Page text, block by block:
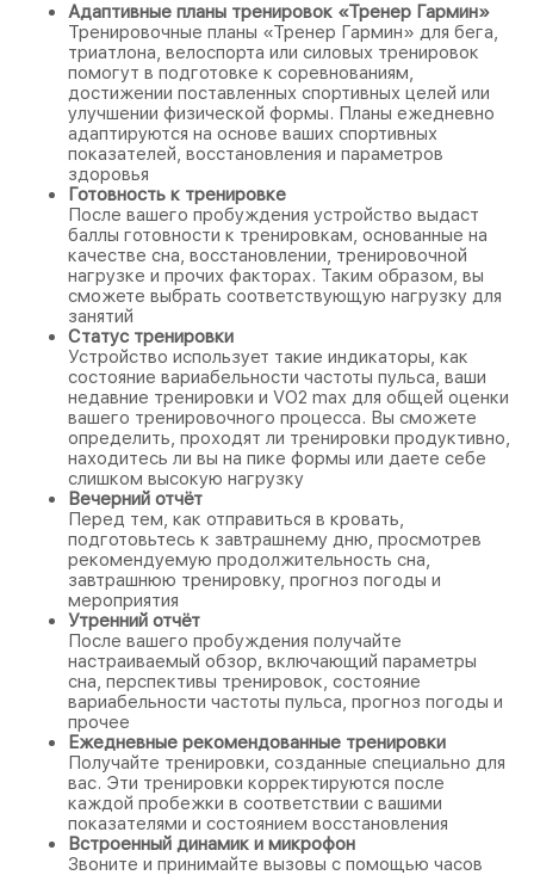
Адаптивные планы тренировок «Тренер Гармин»
Тренировочные планы «Тренер Гармин» для бега,
триатлона, велоспорта или силовых тренировок
помогут в подготовке к соревнованиям,
достижении поставленных спортивных целей или
улучшении физической формы. Планы ежедневно
адаптируются на основе ваших спортивных
показателей, восстановления и параметров
здоровья
Готовность к тренировке
После вашего пробуждения устройство выдаст
баллы готовности к тренировкам, основанные на
качестве сна, восстановлении, тренировочной
нагрузке и прочих факторах. Таким образом, вы
сможете выбрать соответствующую нагрузку для
занятий
Статус тренировки
Устройство использует такие индикаторы, как
состояние вариабельности частоты пульса, ваши
недавние тренировки и VO2 max для общей оценки
вашего тренировочного процесса. Вы сможете
определить, проходят ли тренировки продуктивно,
находитесь ли вы на пике формы или даете себе
слишком высокую нагрузку
Вечерний отчёт
Перед тем, как отправиться в кровать,
подготовьтесь к завтрашнему дню, просмотрев
рекомендуемую продолжительность сна,
завтрашнюю тренировку, прогноз погоды и
мероприятия
Утренний отчёт
После вашего пробуждения получайте
настраиваемый обзор, включающий параметры
сна, перспективы тренировок, состояние
вариабельности частоты пульса, прогноз погоды и
прочее
Ежедневные рекомендованные тренировки
Получайте тренировки, созданные специально для
вас. Эти тренировки корректируются после
каждой пробежки в соответствии с вашими
показателями и состоянием восстановления
Встроенный динамик и микрофон
Звоните и принимайте вызовы с помощью часов